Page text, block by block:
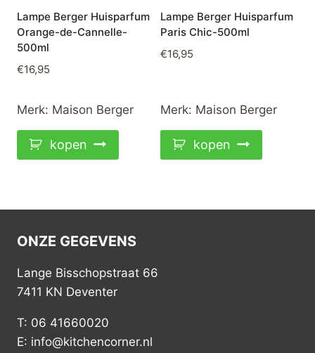
Lampe Berger Huisparfum
Orange-de-Cannelle-
500ml
€16,95
Merk: Maison Berger
kopen
Lampe Berger Huisparfum
Paris Chic-500ml
€16,95
Merk: Maison Berger
kopen
ONZE GEGEVENS
Lange Bisschopstraat 66
7411 KN Deventer
T: 06 41660020
E: info@kitchencorner.nl